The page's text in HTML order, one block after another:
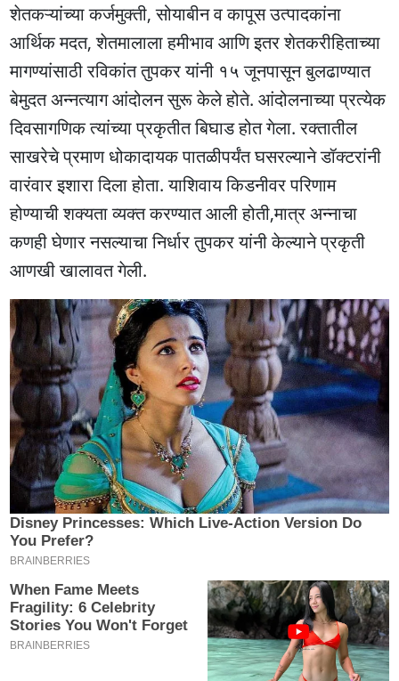
शेतकऱ्यांच्या कर्जमुक्ती, सोयाबीन व कापूस उत्पादकांना
आर्थिक मदत, शेतमालाला हमीभाव आणि इतर शेतकरीहिताच्या
मागण्यांसाठी रविकांत तुपकर यांनी १५ जूनपासून बुलढाण्यात
बेमुदत अन्नत्याग आंदोलन सुरू केले होते. आंदोलनाच्या प्रत्येक
दिवसागणिक त्यांच्या प्रकृतीत बिघाड होत गेला. रक्तातील
साखरेचे प्रमाण धोकादायक पातळीपर्यंत घसरल्याने डॉक्टरांनी
वारंवार इशारा दिला होता. याशिवाय किडनीवर परिणाम
होण्याची शक्यता व्यक्त करण्यात आली होती,मात्र अन्नाचा
कणही घेणार नसल्याचा निर्धार तुपकर यांनी केल्याने प्रकृती
आणखी खालावत गेली.